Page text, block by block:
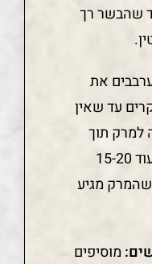
דקות, עד שהבשר רך
את
מים קרים עד שאין
למרק תוך
ערבוב מתמיד. מבשלים עוד 15-20
מגיע
מוסיפים